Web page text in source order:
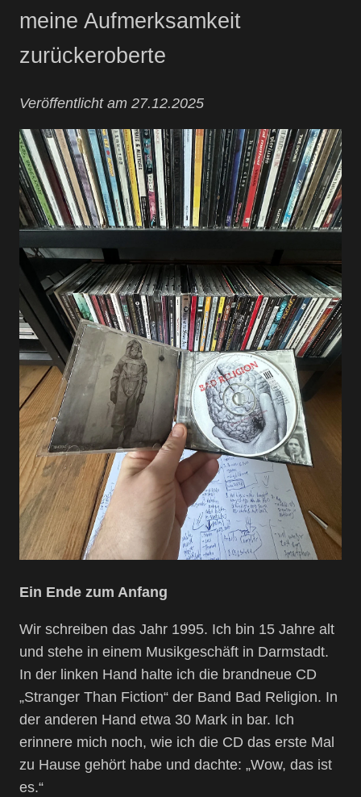
meine Aufmerksamkeit
zurückeroberte
Veröffentlicht am 27.12.2025
Ein Ende zum Anfang
Wir schreiben das Jahr 1995. Ich bin 15 Jahre alt
und stehe in einem Musikgeschäft in Darmstadt.
In der linken Hand halte ich die brandneue CD
„Stranger Than Fiction“ der Band Bad Religion. In
der anderen Hand etwa 30 Mark in bar. Ich
erinnere mich noch, wie ich die CD das erste Mal
zu Hause gehört habe und dachte: „Wow, das ist
es.“